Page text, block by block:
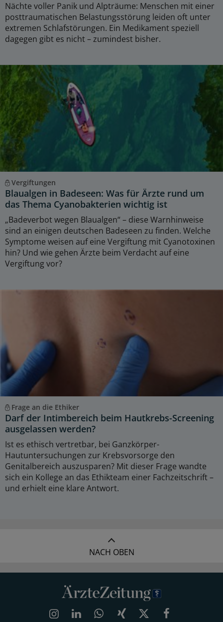
Nächte voller Panik und Alpträume: Menschen mit einer
posttraumatischen Belastungsstörung leiden oft unter
extremen Schlafstörungen. Ein Medikament speziell
dagegen gibt es nicht – zumindest bisher.
Vergiftungen
Blaualgen in Badeseen: Was für Ärzte rund um
das Thema Cyanobakterien wichtig ist
„Badeverbot wegen Blaualgen“ – diese Warnhinweise
sind an einigen deutschen Badeseen zu finden. Welche
Symptome weisen auf eine Vergiftung mit Cyanotoxinen
hin? Und wie gehen Ärzte beim Verdacht auf eine
Vergiftung vor?
Frage an die Ethiker
Darf der Intimbereich beim Hautkrebs-Screening
ausgelassen werden?
Ist es ethisch vertretbar, bei Ganzkörper-
Hautuntersuchungen zur Krebsvorsorge den
Genitalbereich auszusparen? Mit dieser Frage wandte
sich ein Kollege an das Ethikteam einer Fachzeitschrift –
und erhielt eine klare Antwort.
NACH OBEN